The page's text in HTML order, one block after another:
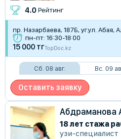
4.0 Рейтинг
пр. Назарбаева, 187Б, уг.ул. Абая,
пн-пт: 16:30-18:00
15 000 тгTopDoc.kz
Сб. 08 авг. Вс. 09
Оставить заявку
Абдраманова
18 лет стажа
узи-специалист